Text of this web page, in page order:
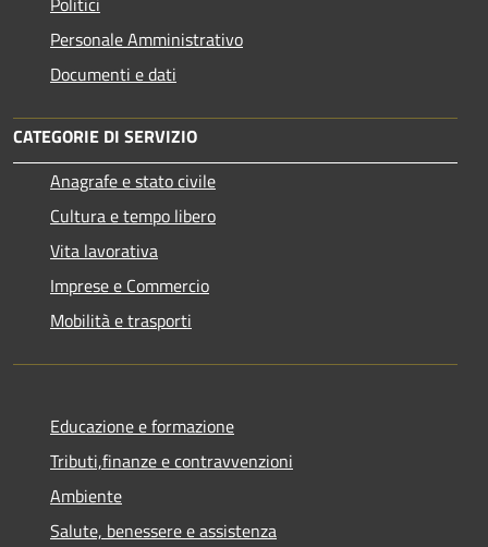
Personale Amministrativo
Documenti e dati
CATEGORIE DI SERVIZIO
Anagrafe e stato civile
Cultura e tempo libero
Vita lavorativa
Imprese e Commercio
Mobilità e trasporti
Educazione e formazione
Tributi,finanze e contravvenzioni
Ambiente
Salute, benessere e assistenza